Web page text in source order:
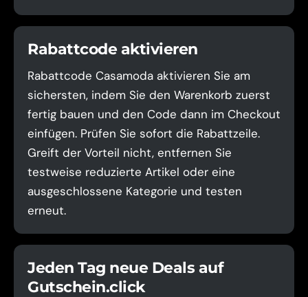
Rabattcode aktivieren
Rabattcode Casamoda aktivieren Sie am
sichersten, indem Sie den Warenkorb zuerst
fertig bauen und den Code dann im Checkout
einfügen. Prüfen Sie sofort die Rabattzeile.
Greift der Vorteil nicht, entfernen Sie
testweise reduzierte Artikel oder eine
ausgeschlossene Kategorie und testen
erneut.
Jeden Tag neue Deals auf
Gutschein.click